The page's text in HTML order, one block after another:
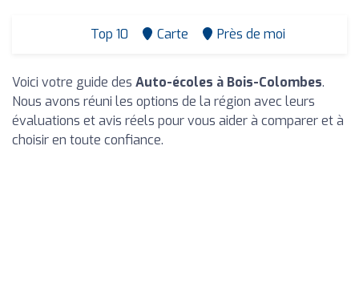
Top 10 Carte Près de moi
Voici votre guide des Auto-écoles à Bois-Colombes.
Nous avons réuni les options de la région avec leurs
évaluations et avis réels pour vous aider à comparer et à
choisir en toute confiance.